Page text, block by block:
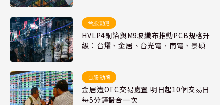
台股動態
HVLP4銅箔與M9玻纖布推動PCB規格升
級：台燿、金居、台光電、南電、景碩
台股動態
金居遭OTC交易處置 明日起10個交易日
每5分鐘撮合一次